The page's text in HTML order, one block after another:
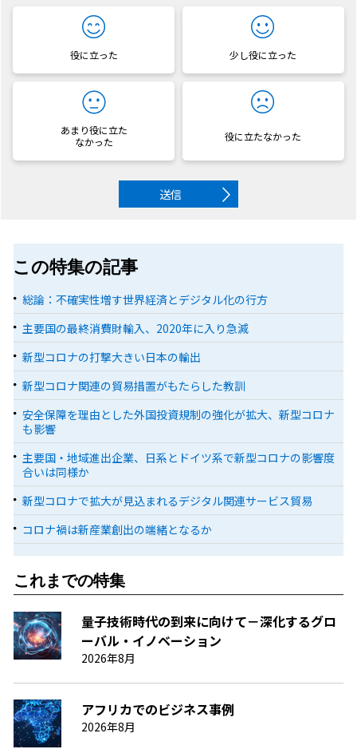
役に立った 少し役に立った
あまり役に立た
なかった
役に立たなかった
送信
この特集の記事
総論：不確実性増す世界経済とデジタル化の行方
主要国の最終消費財輸入、2020年に入り急減
新型コロナの打撃大きい日本の輸出
新型コロナ関連の貿易措置がもたらした教訓
安全保障を理由とした外国投資規制の強化が拡大、新型コロナ
も影響
主要国・地域進出企業、日系とドイツ系で新型コロナの影響度
合いは同様か
新型コロナで拡大が見込まれるデジタル関連サービス貿易
コロナ禍は新産業創出の端緒となるか
これまでの特集
量子技術時代の到来に向けて－深化するグロ
ーバル・イノベーション
2026年8月
アフリカでのビジネス事例
2026年8月